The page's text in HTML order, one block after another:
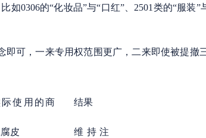
0306的“化妆品”与“口红”、2501类的“服装
可，一来专用权范围更广，二来即使被提撤
际使用的商
结果
皮
维持注